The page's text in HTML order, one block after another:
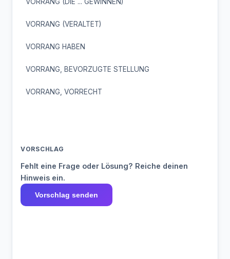
VORRANG (VERALTET)
VORRANG HABEN
VORRANG, BEVORZUGTE STELLUNG
VORRANG, VORRECHT
VORSCHLAG
Fehlt eine Frage oder Lösung? Reiche deinen
Hinweis ein.
Vorschlag senden